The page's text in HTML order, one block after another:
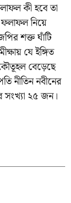
কী হবে তা
নিয়ে
শক্ত ঘাঁটি
যে ইঙ্গিত
বেড়েছে
নীতিন নবীনের
সংখ্যা ২৫ জন।